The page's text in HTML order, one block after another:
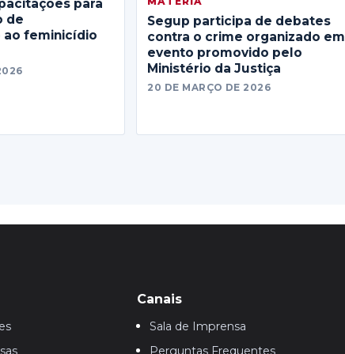
para
de
feminicídio
Segup participa de debates
contra o crime organizado em
evento promovido pelo
Ministério da Justiça
20 DE MARÇO DE 2026
Canais
Sala de Imprensa
Perguntas Frequentes